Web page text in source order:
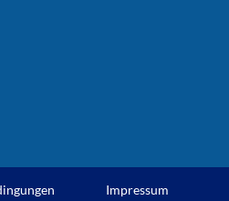
Impressum